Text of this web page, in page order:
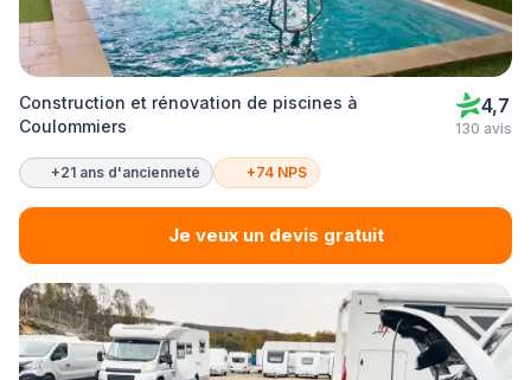
Construction et rénovation de piscines à
Coulommiers
4,7
130 avis
+21 ans d'ancienneté +74 NPS
Je veux un devis gratuit